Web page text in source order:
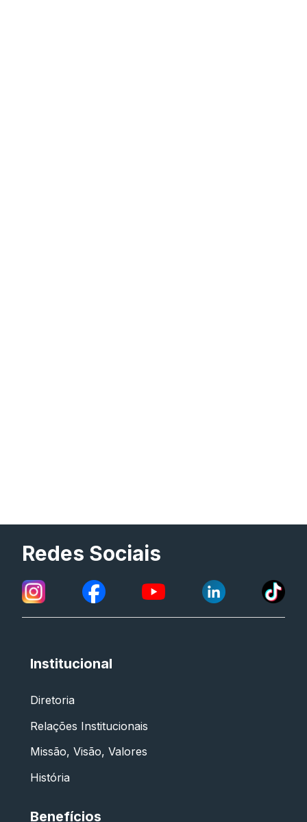
Redes Sociais
Institucional
Diretoria
Relações Institucionais
Missão, Visão, Valores
História
Benefícios